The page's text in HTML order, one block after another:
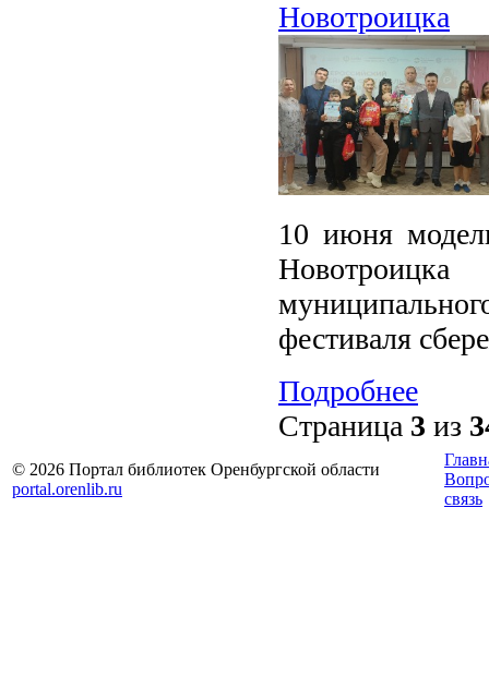
Новотроицка
10 июня
фестиваля
Подробнее
Страница 3 из
© 2026 Портал библиотек Оренбургской области
portal.orenlib.ru
связь